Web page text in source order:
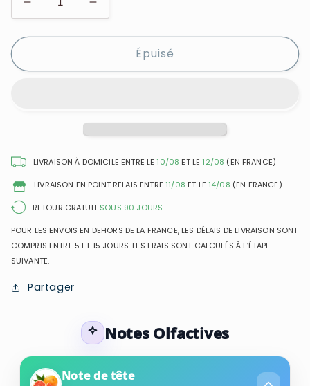
Réduire
la
quantité
Azzaro
Toilette
homme
Augmenter
la
quantité
Azzaro
Toilette
homme
Épuisé
LIVRAISON À DOMICILE ENTRE LE 10/08 ET LE 12/08 (EN FRANCE)
LIVRAISON EN POINT RELAIS ENTRE 11/08 ET LE 14/08 (EN FRANCE)
RETOUR GRATUIT SOUS 90 JOURS
POUR LES ENVOIS EN DEHORS DE LA FRANCE, LES DÉLAIS DE LIVRAISON SONT
COMPRIS ENTRE 5 ET 15 JOURS. LES FRAIS SONT CALCULÉS À L’ÉTAPE
SUIVANTE.
Partager
Notes Olfactives
Note de tête